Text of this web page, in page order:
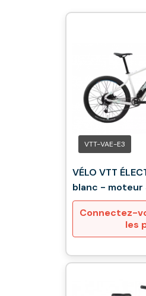
VTT-VAE-E3
VÉLO VTT
blanc - moteur
250W - 380
Connectez-
les